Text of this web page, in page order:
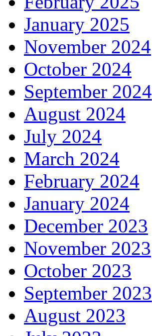
January 2025
November 2024
October 2024
September 2024
August 2024
July 2024
March 2024
February 2024
January 2024
December 2023
November 2023
October 2023
September 2023
August 2023